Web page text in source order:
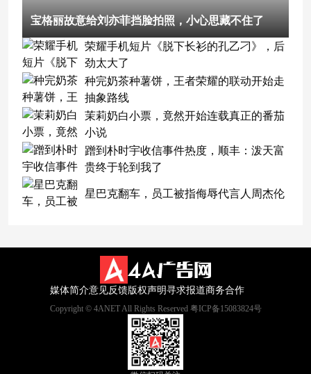
宝格丽故意给刘亦菲挡脸拍照，小心思藏不住了
荣耀手机短片《脱下长衫的孔乙刁》，后
劲太大了
种完奶茶种薯饼，王者荣耀的联动开始走
抽象路线
茉莉奶白小票，竟然开始连载真正的番茄
小说
蹭到朴时宇收信事件热度，顺丰：泼天富
贵终于轮到我了
星巴克翻车，员工被指侮辱代言人周杰伦
媒体简介意见反馈版权声明寻求报道商务合作
Copyright © 4ANET All Rights Reserved 粤ICP备15083824号